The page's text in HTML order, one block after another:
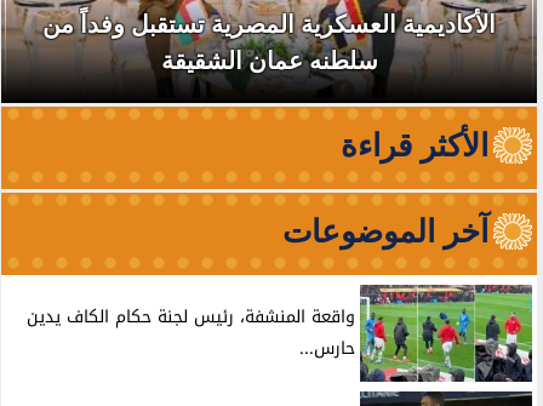
الأكاديمية العسكرية المصرية تستقبل وفداً من
سلطنه عمان الشقيقة
الأكثر قراءة
آخر الموضوعات
واقعة المنشفة، رئيس لجنة حكام الكاف يدين
حارس...